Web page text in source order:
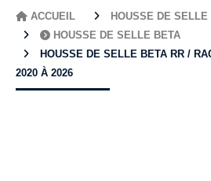
ACCUEIL
HOUSSE DE SELLE
HOUSSE DE SELLE BETA
HOUSSE DE SELLE BETA RR /
2020 À 2026